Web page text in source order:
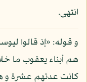
انتهى.
و قوله: «إذ قالوا
هم أبناء يعقوب ما
كانت عدتهم عشرة و